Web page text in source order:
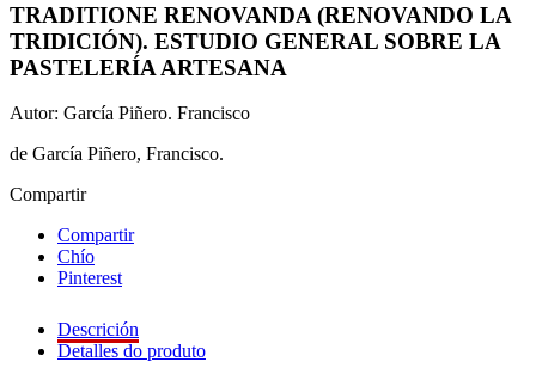
TRADITIONE RENOVANDA (RENOVANDO LA
TRIDICIÓN). ESTUDIO GENERAL SOBRE LA
PASTELERÍA ARTESANA
Autor: García Piñero. Francisco
de García Piñero, Francisco.
Compartir
Compartir
Chío
Pinterest
Descrición
Detalles do produto